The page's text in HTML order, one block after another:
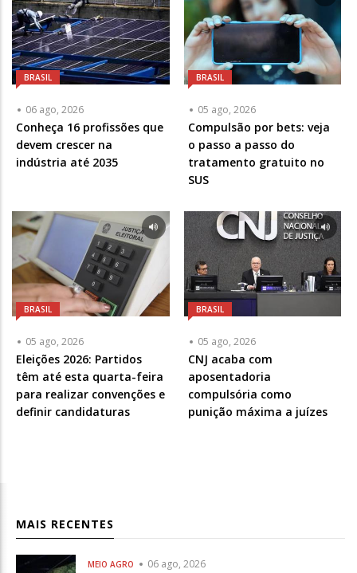
BRASIL
06 ago, 2026
Conheça 16 profissões que
devem crescer na
indústria até 2035
BRASIL
05 ago, 2026
Compulsão por bets: veja
o passo a passo do
tratamento gratuito no
SUS
BRASIL
05 ago, 2026
Eleições 2026: Partidos
têm até esta quarta-feira
para realizar convenções e
definir candidaturas
BRASIL
05 ago, 2026
CNJ acaba com
aposentadoria
compulsória como
punição máxima a juízes
MAIS RECENTES
MEIO AGRO 06 ago, 2026